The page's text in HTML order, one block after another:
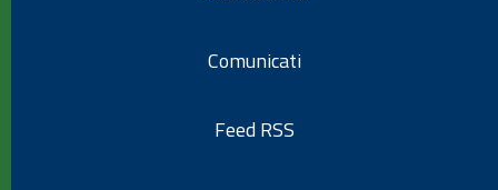
Comunicati
Feed RSS